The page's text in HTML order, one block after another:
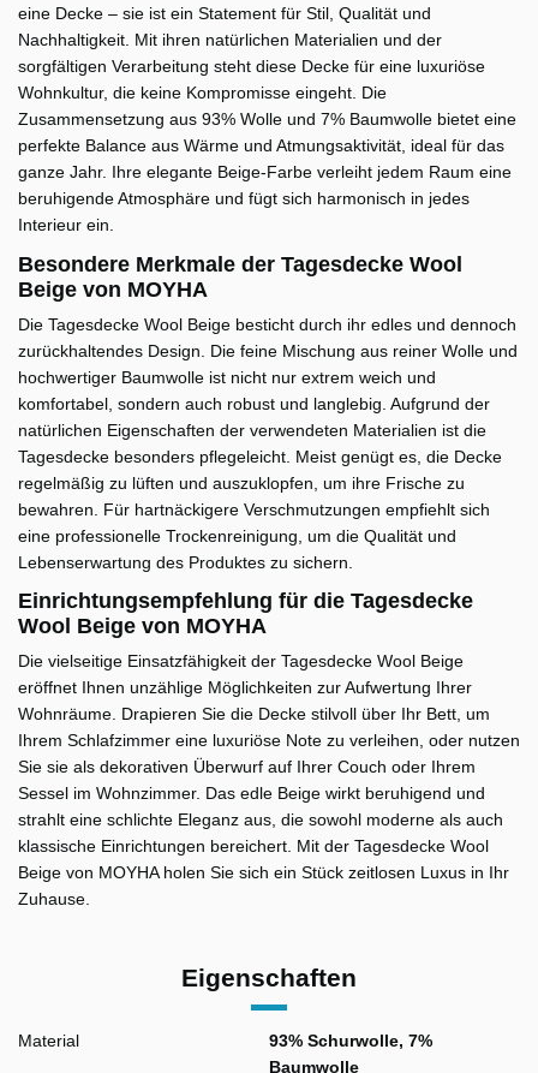
eine Decke – sie ist ein Statement für Stil, Qualität und
Nachhaltigkeit. Mit ihren natürlichen Materialien und der
sorgfältigen Verarbeitung steht diese Decke für eine luxuriöse
Wohnkultur, die keine Kompromisse eingeht. Die
Zusammensetzung aus 93% Wolle und 7% Baumwolle bietet eine
perfekte Balance aus Wärme und Atmungsaktivität, ideal für das
ganze Jahr. Ihre elegante Beige-Farbe verleiht jedem Raum eine
beruhigende Atmosphäre und fügt sich harmonisch in jedes
Interieur ein.
Besondere Merkmale der Tagesdecke Wool
Beige von MOYHA
Die Tagesdecke Wool Beige besticht durch ihr edles und dennoch
zurückhaltendes Design. Die feine Mischung aus reiner Wolle und
hochwertiger Baumwolle ist nicht nur extrem weich und
komfortabel, sondern auch robust und langlebig. Aufgrund der
natürlichen Eigenschaften der verwendeten Materialien ist die
Tagesdecke besonders pflegeleicht. Meist genügt es, die Decke
regelmäßig zu lüften und auszuklopfen, um ihre Frische zu
bewahren. Für hartnäckigere Verschmutzungen empfiehlt sich
eine professionelle Trockenreinigung, um die Qualität und
Lebenserwartung des Produktes zu sichern.
Einrichtungsempfehlung für die Tagesdecke
Wool Beige von MOYHA
Die vielseitige Einsatzfähigkeit der Tagesdecke Wool Beige
eröffnet Ihnen unzählige Möglichkeiten zur Aufwertung Ihrer
Wohnräume. Drapieren Sie die Decke stilvoll über Ihr Bett, um
Ihrem Schlafzimmer eine luxuriöse Note zu verleihen, oder nutzen
Sie sie als dekorativen Überwurf auf Ihrer Couch oder Ihrem
Sessel im Wohnzimmer. Das edle Beige wirkt beruhigend und
strahlt eine schlichte Eleganz aus, die sowohl moderne als auch
klassische Einrichtungen bereichert. Mit der Tagesdecke Wool
Beige von MOYHA holen Sie sich ein Stück zeitlosen Luxus in Ihr
Zuhause.
Eigenschaften
Material
93% Schurwolle, 7%
Baumwolle